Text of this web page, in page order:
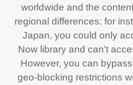
worldwide and the
regional differences: for
Japan, you could only
Now library and can't
However, you can
geo-blocking restrictions